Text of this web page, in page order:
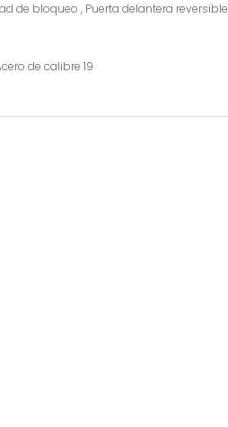
de bloqueo , Puerta delantera
de calibre 19